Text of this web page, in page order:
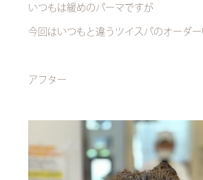
いつもは緩めのパーマですが
今回はいつもと違うツイスパのオーダ
アフター